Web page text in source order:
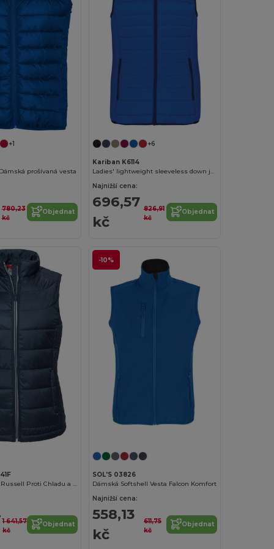
+1
Dámská prošívaná vesta
780,23
kč
Objednat
+6
Kariban K6114
Ladies' lightweight sleeveless down jacket
Najnižší cena:
696,57
kč
826,91
kč
Objednat
Dámská Vesta Russell Proti Chladu a Větru
1 641,57
kč
Objednat
-10%
SOL'S 03826
Dámská Softshell Vesta Falcon Komfort
Najnižší cena:
558,13
kč
611,75
kč
Objednat